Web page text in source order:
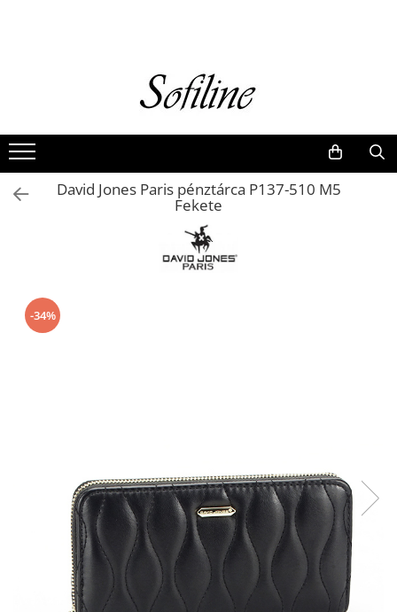
Valódi bőr
Hátizsákok
Elegáns kistáskák
David Jones Paris pénztárca P137-510 M5
Fekete
-34%